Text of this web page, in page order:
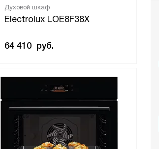
Духовой шкаф
Electrolux LOE8F38X
64 410 руб.